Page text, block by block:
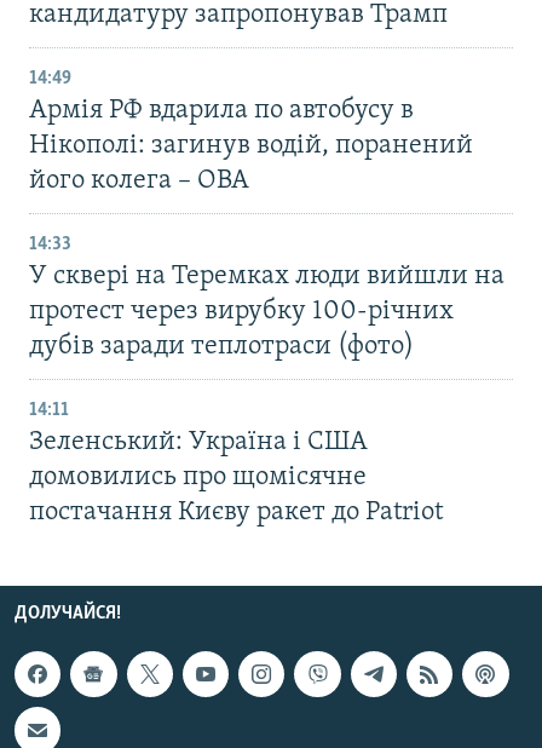
кандидатуру запропонував Трамп
14:49
Армія РФ вдарила по автобусу в
Нікополі: загинув водій, поранений
його колега – ОВА
14:33
У сквері на Теремках люди вийшли на
протест через вирубку 100-річних
дубів заради теплотраси (фото)
14:11
Зеленський: Україна і США
домовились про щомісячне
постачання Києву ракет до Patriot
ДОЛУЧАЙСЯ!